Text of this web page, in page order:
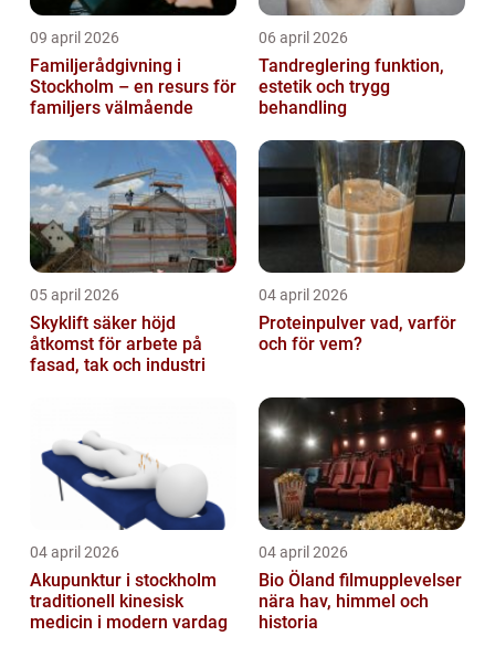
09 april 2026
Familjerådgivning i
Stockholm – en resurs för
familjers välmående
06 april 2026
Tandreglering funktion,
estetik och trygg
behandling
05 april 2026
Skyklift säker höjd
åtkomst för arbete på
fasad, tak och industri
04 april 2026
Proteinpulver vad, varför
och för vem?
04 april 2026
Akupunktur i stockholm
traditionell kinesisk
medicin i modern vardag
04 april 2026
Bio Öland filmupplevelser
nära hav, himmel och
historia